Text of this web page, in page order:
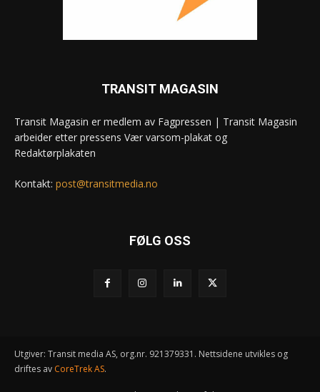
TRANSIT MAGASIN
Transit Magasin er medlem av Fagpressen | Transit Magasin
arbeider etter pressens Vær varsom-plakat og
Redaktørplakaten
Kontakt: post@transitmedia.no
FØLG OSS
Utgiver: Transit media AS, org.nr. 921379331. Nettsidene utvikles og
driftes av CoreTrek AS.